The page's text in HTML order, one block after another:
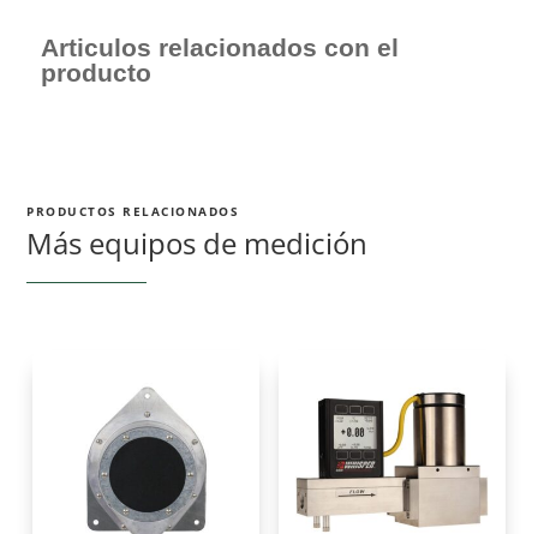
Articulos relacionados con el
producto
PRODUCTOS RELACIONADOS
Más equipos de medición